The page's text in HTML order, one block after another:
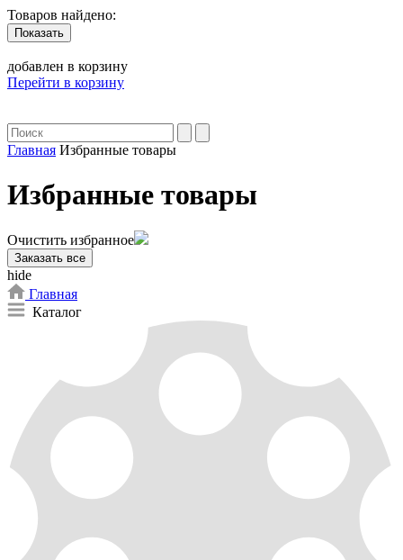
Товаров найдено:
Показать
добавлен в корзину
Перейти в корзину
Главная Избранные товары
Избранные товары
Очистить избранное
Заказать все
hide
Главная
Каталог